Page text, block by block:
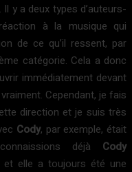
y a deux types d’auteurs-
à la musique qui
de ce qu’il ressent, par
catégorie. Cela a donc
immédiatement devant
Cependant, je fais
direction et je suis très
Cody, par exemple, était
déjà Cody
et elle a toujours été une